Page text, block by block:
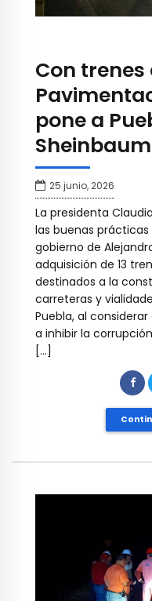
Con trenes
pone a
Sheinbaum
25 junio, 2026
La presidenta
las buenas
gobierno de
adquisición de 13
destinados a la
carreteras y
Puebla, al
a inhibir la
[…]